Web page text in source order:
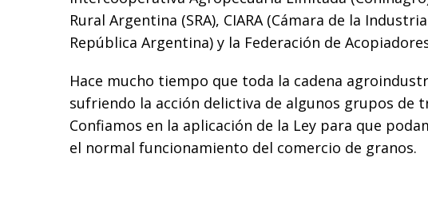
Rural Argentina (SRA), CIARA (Cámara de la
República Argentina) y la Federación de
Hace mucho tiempo que toda la cadena
sufriendo la acción delictiva de algunos grupos de
Confiamos en la aplicación de la Ley para que
el normal funcionamiento del comercio de granos.